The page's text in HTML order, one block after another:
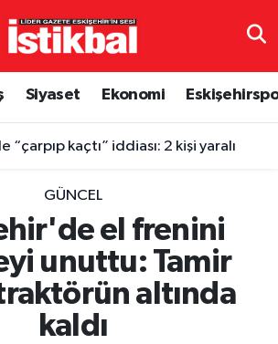
Siyaset Ekonomi
“çarpıp kaçtı” iddiası: 2 kişi yaralı
GÜNCEL
el frenini
unuttu: Tamir
altında
kaldı
Eczaneler
Puan Durumu ve Fikstür